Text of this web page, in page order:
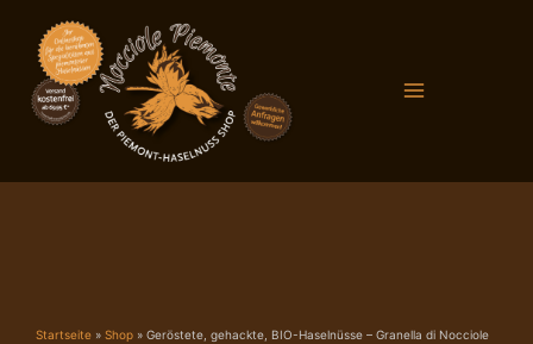
Inhalt
springen
Startseite » Shop » Geröstete, gehackte, BIO-Haselnüsse – Granella di Nocciole